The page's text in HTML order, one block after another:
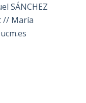
SÁNCHEZ
// María